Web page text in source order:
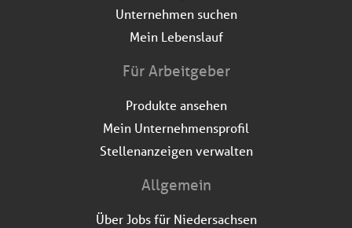
Unternehmen suchen
Mein Lebenslauf
Für Arbeitgeber
Produkte ansehen
Mein Unternehmensprofil
Stellenanzeigen verwalten
Allgemein
Über Jobs für Niedersachsen